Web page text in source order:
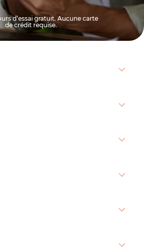
d’essai gratuit. Aucune carte
de crédit requise.